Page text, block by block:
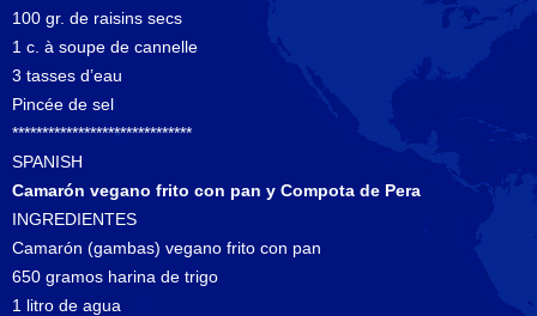
100 gr. de raisins secs
1 c. à soupe de cannelle
3 tasses d’eau
Pincée de sel
******************************
SPANISH
Camarón vegano frito con pan y Compota de Pera
INGREDIENTES
Camarón (gambas) vegano frito con pan
650 gramos harina de trigo
1 litro de agua